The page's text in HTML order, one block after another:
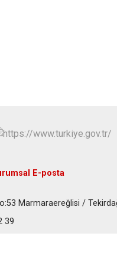
E-posta
Marmaraereğlisi /
39